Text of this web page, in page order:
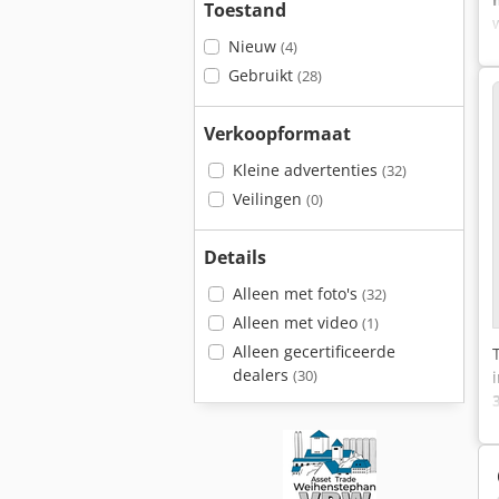
Toestand
Nieuw (4)
Gebruikt (28)
Verkoopformaat
Kleine advertenties (32)
Veilingen (0)
Details
Alleen met foto's (32)
Alleen met video (1)
Alleen gecertificeerde
dealers (30)